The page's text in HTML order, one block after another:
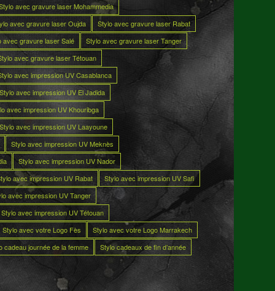
avec gravure laser Mohammedia
avec gravure laser Oujda
Stylo avec gravure laser Rabat
avec gravure laser Salé
Stylo avec gravure laser Tanger
avec gravure laser Tétouan
avec impression UV Casablanca
Stylo avec impression UV El Jadida
avec impression UV Khouribga
Stylo avec impression UV Laayoune
Stylo avec impression UV Meknès
Stylo avec impression UV Nador
avec impression UV Rabat
Stylo avec impression UV Safi
avec impression UV Tanger
Stylo avec impression UV Tétouan
Stylo avec votre Logo Fès
Stylo avec votre Logo Marrakech
cadeau journée de la femme
Stylo cadeaux de fin d’année